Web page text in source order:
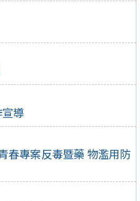
導
春專案反毒暨藥 物濫用防